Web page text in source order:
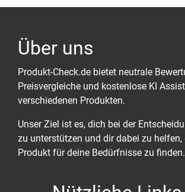
Über uns
Produkt-Check.de bietet neutrale
Preisvergleiche und kostenlose KI
verschiedenen Produkten.
Unser Ziel ist es, dich bei der
zu unterstützen und dir dabei zu helfen,
Produkt für deine Bedürfnisse zu finden.